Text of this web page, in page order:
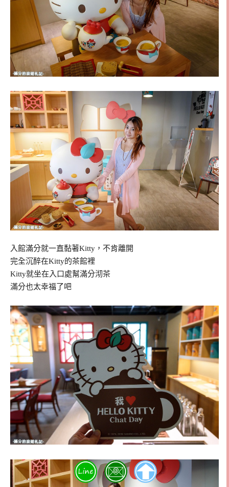
入館滿分就一直黏著Kitty，不肯離開
完全沉醉在Kitty的茶館裡
Kitty就坐在入口處幫滿分沏茶
滿分也太幸福了吧